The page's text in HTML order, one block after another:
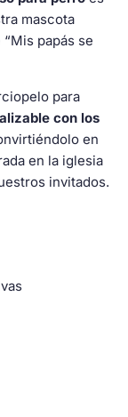
mascota
“Mis papás se
para
con los
en
en la iglesia
invitados.